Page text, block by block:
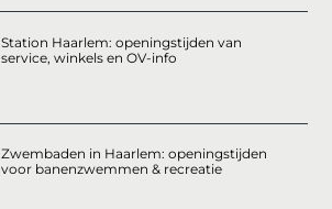
Station Haarlem: openingstijden van
service, winkels en OV-info
Zwembaden in Haarlem: openingstijden
voor banenzwemmen & recreatie